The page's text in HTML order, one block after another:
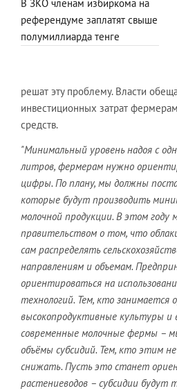
В ЗКО членам избиркома на
референдуме заплатят свыше
полумиллиарда тенге
решат эту проблему. Власти
инвестиционных затрат
средств.
"Минимальный уровень надоя с
литров, фермерам нужно
цифры. По плану, мы должны
которые будут производить
молочной продукции. В этом году
правительством о том, что
сам распределять
направлениям и объемам.
ориентироваться на
технологий. Тем, кто занимается
высокопродуктивные культуры
современные молочные фермы –
объёмы субсидий. Тем, кто этим
снижать. Пусть это станет
растениеводов – субсидии будут